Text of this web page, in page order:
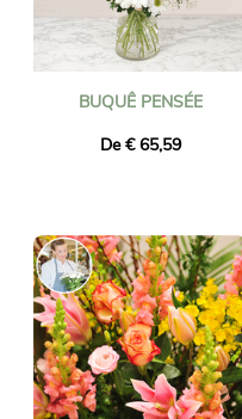
BUQUÊ PENSÉE
De € 65,59